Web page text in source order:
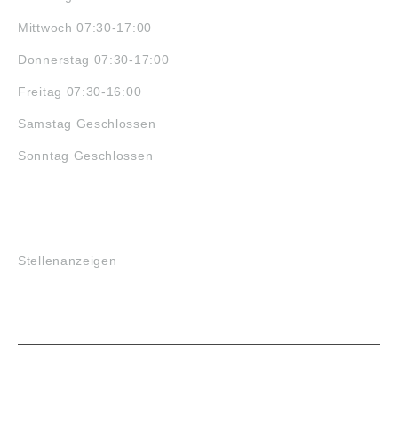
Mittwoch 07:30-17:00
Donnerstag 07:30-17:00
Freitag 07:30-16:00
Samstag Geschlossen
Sonntag Geschlossen
Stellenanzeigen